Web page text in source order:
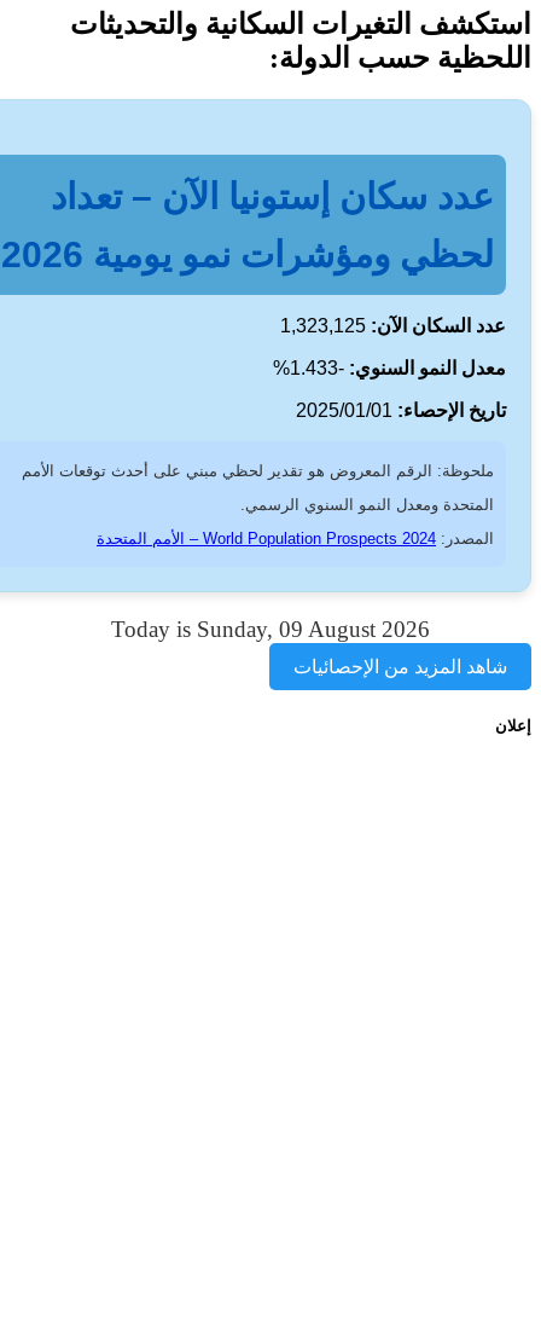
التغيرات السكانية والتحديثات
حسب الدولة:
عدد سكان إستونيا الآن – تعداد
لحظي ومؤشرات نمو يومية 2026
السكان الآن: 1,323,125
النمو السنوي:-1.433%
الإحصاء:2025/01/01
ملحوظة: الرقم المعروض هو تقدير لحظي مبني على أحدث توقعات الأمم
المتحدة ومعدل النمو السنوي الرسمي.
المصدر:World Population Prospects 2024 – الأمم المتحدة
Today is Sunday, 09 August 2026
المزيد من الإحصائيات